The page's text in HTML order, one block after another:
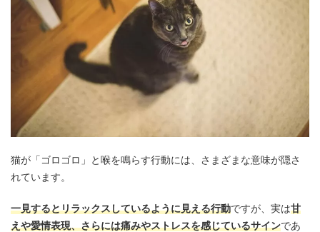
猫が「ゴロゴロ」と喉を鳴らす行動には、さまざまな意味が隠さ
れています。
一見するとリラックスしているように見える行動ですが、実は甘
えや愛情表現、さらには痛みやストレスを感じているサインであ